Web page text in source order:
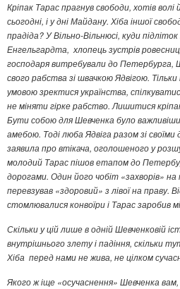
Кріпак Тарас прагнув свободи, хотів волі
сьогодні, і у дні Майдану. Хіба іншої
прадіда? У Вільно-Вільнюсі, куди підліток
Енгельгардта, хлопець зустрів
господаря витребували до Петербурга,
свого рабства зі швачкою Ядвігою.
умовою зректися українства,
не міняти гірке рабство. Лишитися
Бути собою для Шевченка було
амебою. Тоді люба Ядвіга разом зі
заявила про втікача, оголошеного у
молодий Тарас пішов етапом до
дорогами. Один його чобіт «захворів»
перевзував «здоровий» з лівої на праву.
стомлювалися конвоїри і Тарас заробив
Скільки у цій лише в одній Шевченковій
внутрішнього злету і падіння, скільки
Хіба перед нами не жива, не цілком
Якого ж іще «осучаснення» Шевченка